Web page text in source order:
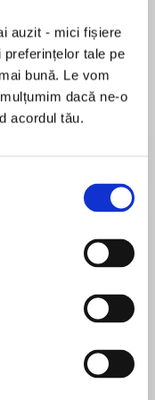
auzit - mici fișiere
tale pe
bună. Le vom
dacă ne-o
acordul tău.
has been
young, and
it exists.
Roar
for their first
the Dead Good